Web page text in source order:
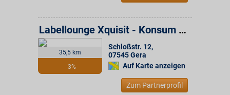
35,5 km
3%
Labellounge Xquisit - Konsum Weimar Gruppe
Schloßstr. 12,
07545Gera
Auf Karte anzeigen
Zum Partnerprofil